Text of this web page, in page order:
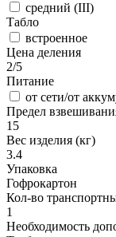
средний (III)
Табло
встроенное
Цена деления
2/5
Питание
от сети/от
Предел
15
Вес изделия (кг)
3.4
Упаковка
Гофрокартон
Кол-во
1
Необходимость